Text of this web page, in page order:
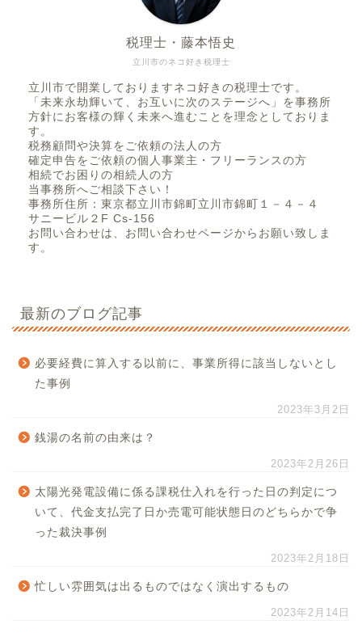
立川市のネコ好き税理士
税理士・藤本悟史
立川市で開業しておりますネコ好きの税理士です。
「未来永劫輝いて、お互いに次のステージへ」を事務所
方針にお客様の輝く未来へ進むことを理念としておりま
す。
税務顧問や決算をご依頼の法人の方
確定申告をご依頼の個人事業主・フリーランスの方
相続でお困りの相続人の方
当事務所へご相談下さい！
事務所住所：東京都立川市錦町立川市錦町１－４－４
サニービル２F Cs-156
お問い合わせは、お問い合わせページからお願い致しま
す。
最新のブログ記事
必要経費に算入する以前に、事業所得に該当しないとし
た事例
2023年3月2日
銭湯の名前の由来は？
2023年2月26日
太陽光発電設備に係る課税仕入れを行った日の判定につ
いて、代金支払完了日か売電可能状態日のどちらかで争
った裁決事例
2023年2月18日
忙しい雰囲気は出るものではなく演出するもの
2023年2月14日